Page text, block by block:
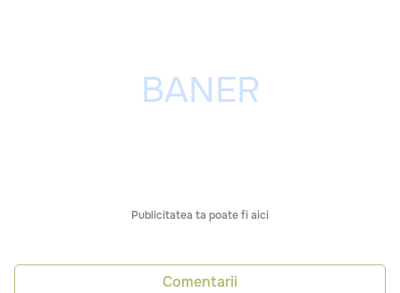
Publicitatea ta poate fi aici
Comentarii